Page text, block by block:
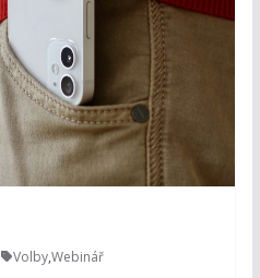
Volby,Webinář